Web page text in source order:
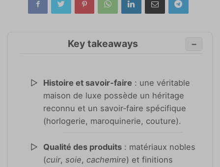
Key takeaways −
Histoire et savoir‑faire : une véritable
maison de luxe possède un héritage
reconnu et un savoir‑faire spécifique
(horlogerie, maroquinerie, couture).
Qualité des produits : matériaux nobles
(cuir,soie, cachemire) et finitions